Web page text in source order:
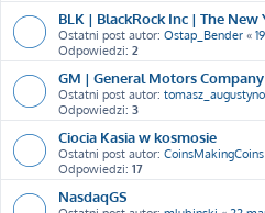
BLK | BlackRock Inc | The New
Ostatni post autor: Ostap_Bender «
Odpowiedzi: 2
GM | General Motors Company
Ostatni post autor:
Odpowiedzi: 3
Ciocia Kasia w kosmosie
Ostatni post autor: CoinsMakingCoins
Odpowiedzi: 17
NasdaqGS